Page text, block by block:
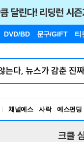
DVD/BD 문구/GIFT 티
채널예스 사락 예스펀딩
크클